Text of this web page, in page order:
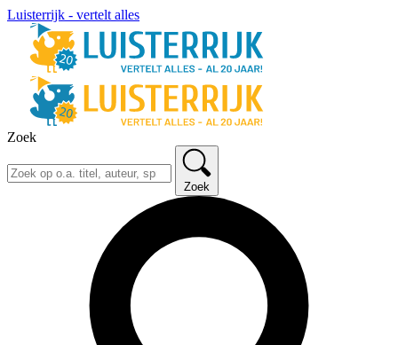
Luisterrijk - vertelt alles
Zoek
Zoek